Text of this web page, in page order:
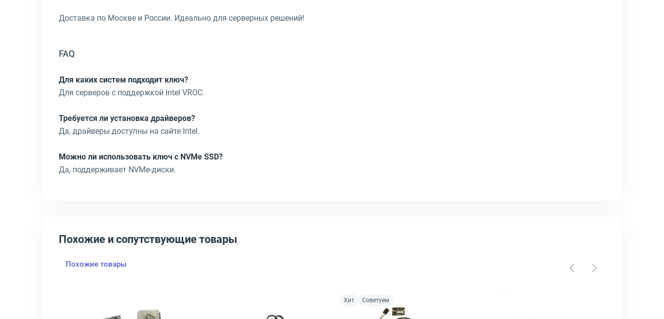
Доставка по Москве и России. Идеально для серверных решений!
FAQ
Для каких систем подходит ключ?
Для серверов с поддержкой Intel VROC.
Требуется ли установка драйверов?
Да, драйверы доступны на сайте Intel.
Можно ли использовать ключ с NVMe SSD?
Да, поддерживает NVMe-диски.
Похожие и сопутствующие товары
Похожие товары
Хит Советуем